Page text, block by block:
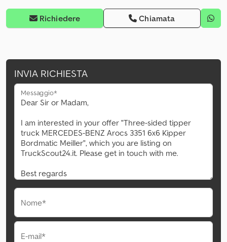
Richiedere Chiamata
INVIA RICHIESTA
Messaggio*
Nome*
E-mail*